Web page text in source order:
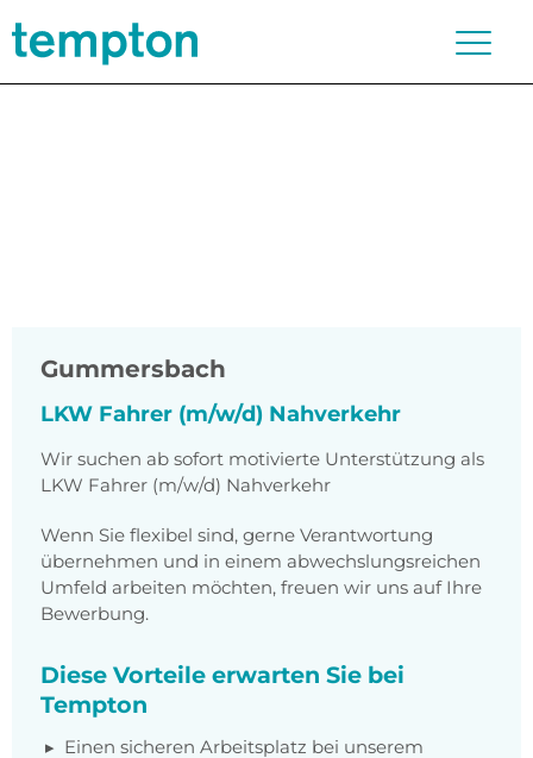
Gummersbach
LKW Fahrer (m/w/d) Nahverkehr
Wir suchen ab sofort motivierte Unterstützung als
LKW Fahrer (m/w/d) Nahverkehr
Wenn Sie flexibel sind, gerne Verantwortung
übernehmen und in einem abwechslungsreichen
Umfeld arbeiten möchten, freuen wir uns auf Ihre
Bewerbung.
Diese Vorteile erwarten Sie bei
Tempton
Einen sicheren Arbeitsplatz bei unserem